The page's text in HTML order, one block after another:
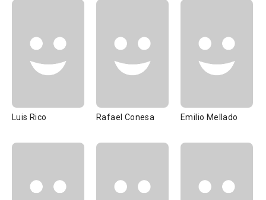
Luis Rico Rafael Conesa Emilio Mellado